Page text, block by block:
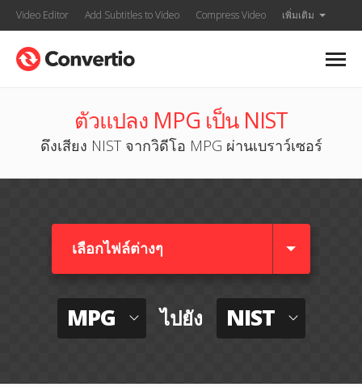
Video Editor Add Subtitles to Video Compress Video เพิ่มเติม
ตัวแปลง MPG เป็น NIST
ดึงเสียง NIST จากวิดีโอ MPG ผ่านเบราว์เซอร์
เลือกไฟล์ต่างๆ​
MPG ไปยัง NIST